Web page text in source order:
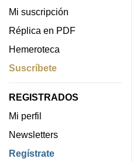
Mi suscripción
Réplica en PDF
Hemeroteca
Suscríbete
REGISTRADOS
Mi perfil
Newsletters
Regístrate